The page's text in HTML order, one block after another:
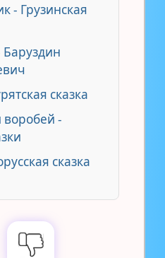
- Грузинская
Баруздин
сказка
-
сказка